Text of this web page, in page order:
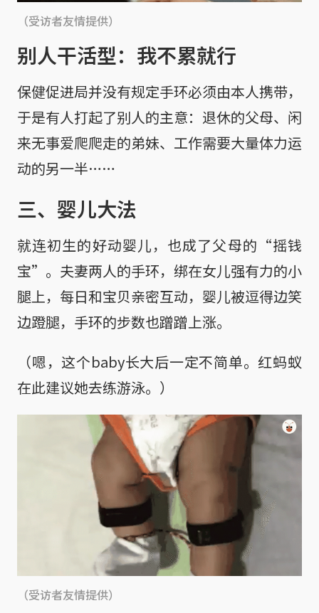
（受访者友情提供）
别人干活型：我不累就行
保健促进局并没有规定手环必须由本人携带，
于是有人打起了别人的主意：退休的父母、闲
来无事爱爬爬走的弟妹、工作需要大量体力运
动的另一半……
三、婴儿大法
就连初生的好动婴儿，也成了父母的“摇钱
宝”。夫妻两人的手环，绑在女儿强有力的小
腿上，每日和宝贝亲密互动，婴儿被逗得边笑
边蹬腿，手环的步数也蹭蹭上涨。
（嗯，这个baby长大后一定不简单。红蚂蚁
在此建议她去练游泳。）
（受访者友情提供）